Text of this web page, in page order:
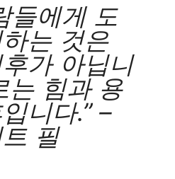
들에게 도
는 것은
가 아닙니
는 힘과 용
니다.” –
필